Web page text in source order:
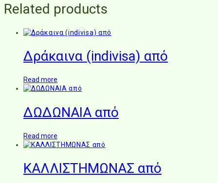
Related products
Δράκαινα (indivisa) από
Read more
ΔΩΔΩΝΑΙΑ από
Read more
ΚΑΛΛΙΣΤΗΜΩΝΑΣ από